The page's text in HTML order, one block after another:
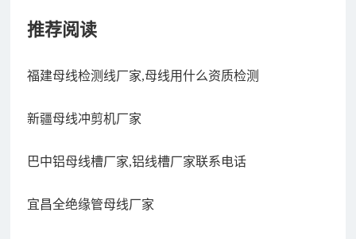
推荐阅读
福建母线检测线厂家,母线用什么资质检测
新疆母线冲剪机厂家
巴中铝母线槽厂家,铝线槽厂家联系电话
宜昌全绝缘管母线厂家